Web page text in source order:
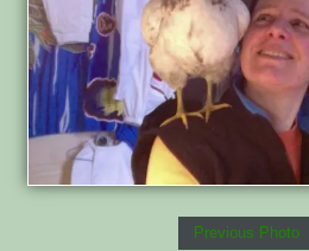
Previous Photo